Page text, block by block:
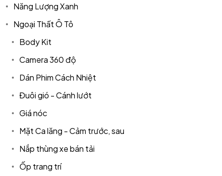
Năng Lượng Xanh
Ngoại Thất Ô Tô
Body Kit
Camera 360 độ
Dán Phim Cách Nhiệt
Đuôi gió - Cánh lướt
Giá nóc
Mặt Ca lăng - Cảm trước, sau
Nắp thùng xe bán tải
Ốp trang trí